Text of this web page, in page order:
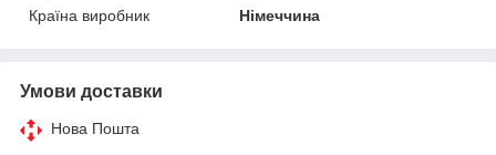
Країна виробник
Німеччина
Умови доставки
Нова Пошта